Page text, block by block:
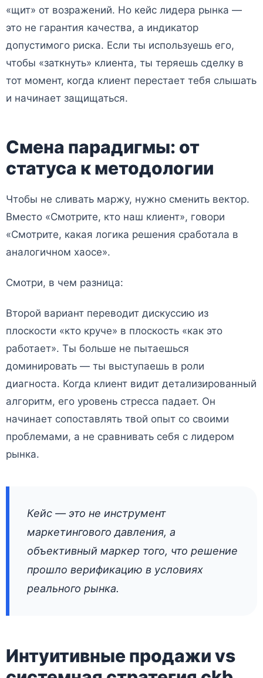
«щит» от возражений. Но кейс лидера рынка —
это не гарантия качества, а индикатор
допустимого риска. Если ты используешь его,
чтобы «заткнуть» клиента, ты теряешь сделку в
тот момент, когда клиент перестает тебя слышать
и начинает защищаться.
Смена парадигмы: от
статуса к методологии
Чтобы не сливать маржу, нужно сменить вектор.
Вместо «Смотрите, кто наш клиент», говори
«Смотрите, какая логика решения сработала в
аналогичном хаосе».
Смотри, в чем разница:
Второй вариант переводит дискуссию из
плоскости «кто круче» в плоскость «как это
работает». Ты больше не пытаешься
доминировать — ты выступаешь в роли
диагноста. Когда клиент видит детализированный
алгоритм, его уровень стресса падает. Он
начинает сопоставлять твой опыт со своими
проблемами, а не сравнивать себя с лидером
рынка.
Кейс — это не инструмент
маркетингового давления, а
объективный маркер того, что решение
прошло верификацию в условиях
реального рынка.
Интуитивные продажи vs